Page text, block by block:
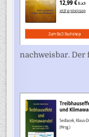
nachweisbar. Der